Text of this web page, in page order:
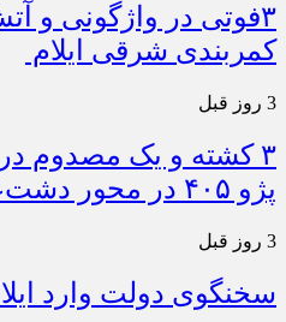
کمربندی شرقی ایلام
3 روز قبل
۳ کشته و یک مصدوم
پژو ۴۰۵ در محور دشت‌عباس–دهلران
3 روز قبل
سخنگوی دولت وارد